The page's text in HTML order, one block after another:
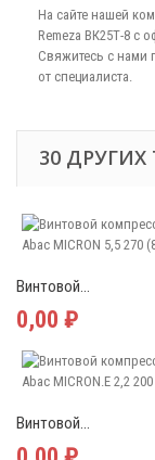
На сайте нашей
Remeza ВК25Т-8 с
Свяжитесь с нами
от специалиста.
30
Винтовой...
0,00 ₽
Винтовой...